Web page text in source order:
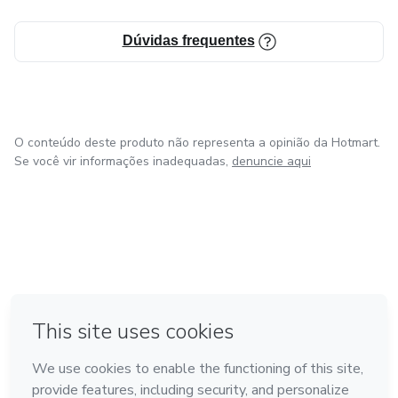
Dúvidas frequentes
O conteúdo deste produto não representa a opinião da Hotmart.
Se você vir informações inadequadas, denuncie aqui
Feito com ❤ na Cidade do México